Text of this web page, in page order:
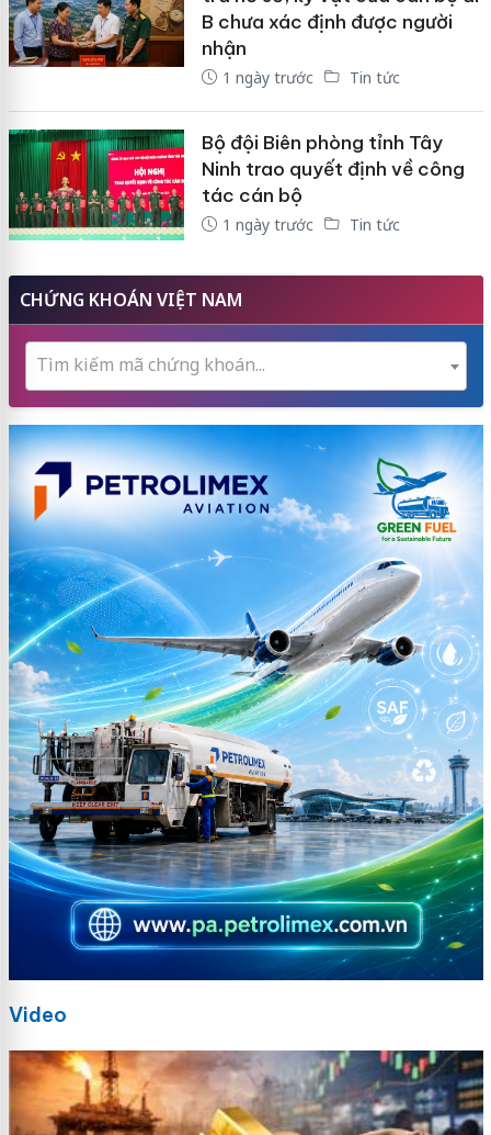
B chưa xác định được người
nhận
1 ngày trước Tin tức
Bộ đội Biên phòng tỉnh Tây
Ninh trao quyết định về công
tác cán bộ
1 ngày trước Tin tức
CHỨNG KHOÁN VIỆT NAM
Tìm kiếm mã chứng khoán...
Video